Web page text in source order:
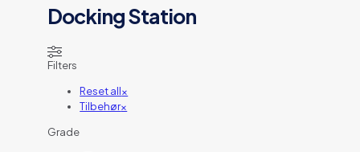
Docking Station
Filters
Reset all×
Tilbehør×
Grade